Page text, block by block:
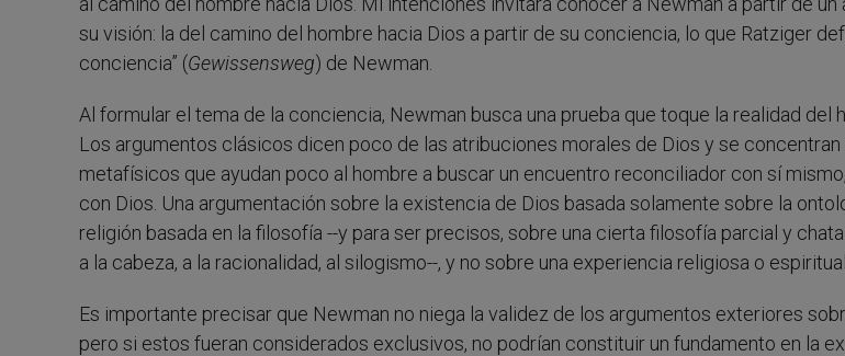
su visión: la del camino del hombre hacia Dios a partir de su conciencia, lo que Ratziger
conciencia” (Gewissensweg) de Newman.
Al formular el tema de la conciencia, Newman busca una prueba que toque la realidad del
Los argumentos clásicos dicen poco de las atribuciones morales de Dios y se
metafísicos que ayudan poco al hombre a buscar un encuentro reconciliador con sí
con Dios. Una argumentación sobre la existencia de Dios basada solamente sobre la
religión basada en la filosofía --y para ser precisos, sobre una cierta filosofía parcial y
a la cabeza, a la racionalidad, al silogismo--, y no sobre una experiencia religiosa o espiritual.
Es importante precisar que Newman no niega la validez de los argumentos exteriores
pero si estos fueran considerados exclusivos, no podrían constituir un fundamento en la